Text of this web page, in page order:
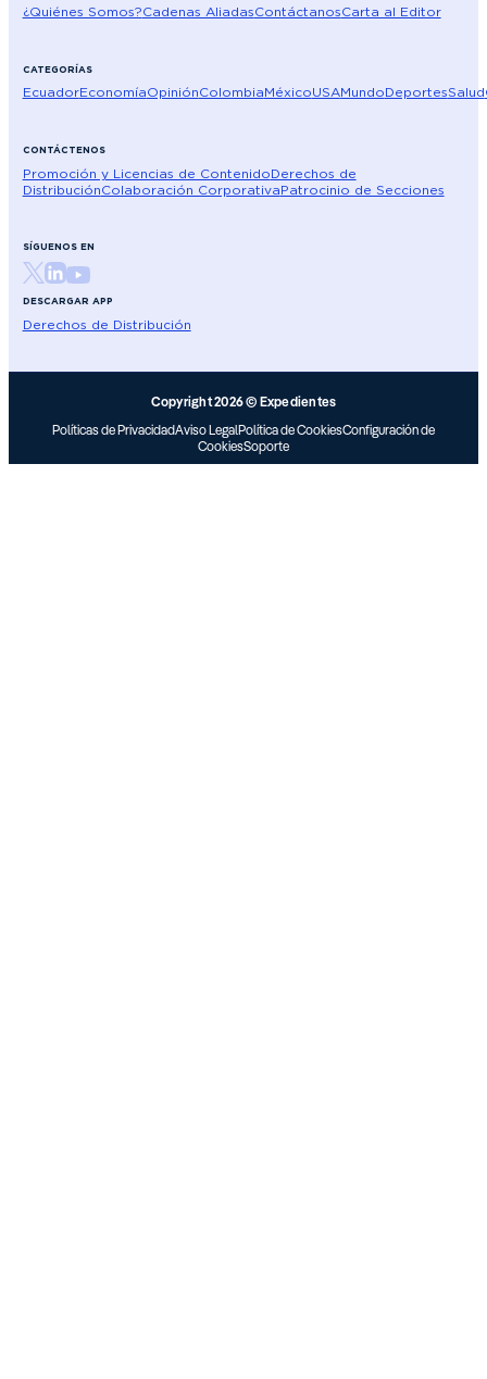
¿Quiénes Somos?Cadenas AliadasContáctanosCarta al Editor
CATEGORÍAS
EcuadorEconomíaOpiniónColombiaMéxicoUSAMundoDeportesSalud
CONTÁCTENOS
Promoción y Licencias de ContenidoDerechos de
DistribuciónColaboración CorporativaPatrocinio de Secciones
SÍGUENOS EN
DESCARGAR APP
Derechos de Distribución
Copyright 2026 © Expedientes
Políticas de PrivacidadAviso LegalPolítica de CookiesConfiguración de
CookiesSoporte